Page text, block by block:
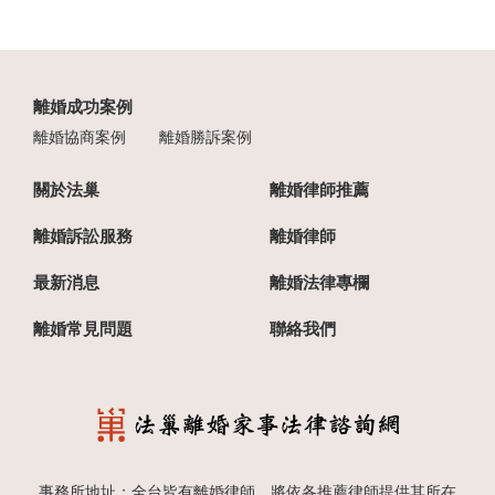
離婚成功案例
離婚協商案例 離婚勝訴案例
關於法巢 離婚律師推薦
離婚訴訟服務 離婚律師
最新消息 離婚法律專欄
離婚常見問題 聯絡我們